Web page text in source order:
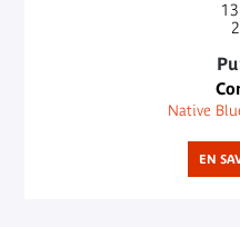
13
Native
EN